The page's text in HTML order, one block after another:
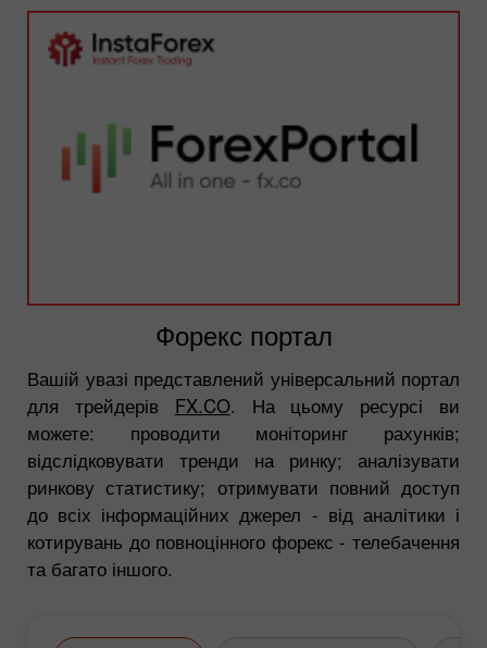
Форекс портал
Вашій увазі представлений універсальний портал
для трейдерів FX.CO. На цьому ресурсі ви
можете: проводити моніторинг рахунків;
відслідковувати тренди на ринку; аналізувати
ринкову статистику; отримувати повний доступ
до всіх інформаційних джерел - від аналітики і
котирувань до повноцінного форекс - телебачення
та багато іншого.